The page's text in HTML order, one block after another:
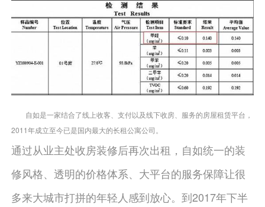
自如是一家结合了线上收客、支付以及线下收房、服务的房屋租赁平台，
2011年成立至今已是国内最大的长租公寓公司。
通过从业主处收房装修后再次出租，自如统一的装
修风格、透明的价格体系、大平台的服务保障让很
多来大城市打拼的年轻人感到放心。到2017年下半